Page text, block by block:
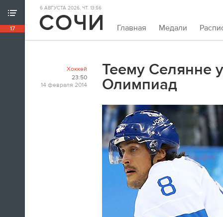
17
ХРОНИКА ИГР
18:39
Я признаюсь, в ходе церемонии
закрытия заплакал. По хоккею.
6 АВГУСТА 2026, ЧТ. 13:56
Главная Медали
Хоккей
23:50
14 февраля 2014
Теему Селянне
Олимпиад